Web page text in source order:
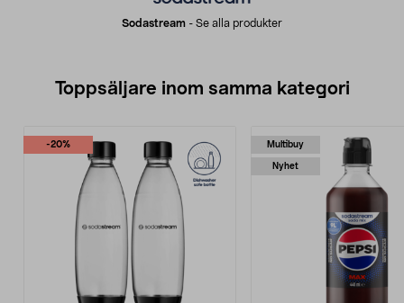
Sodastream - Se alla produkter
Toppsäljare inom samma kategori
-20% Multibuy
Nyhet